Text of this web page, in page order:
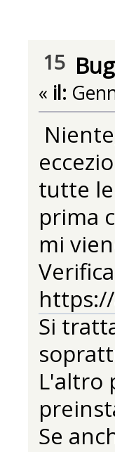
15 Bug
« il:
tutte
prima
mi
Si
L'altro
Se